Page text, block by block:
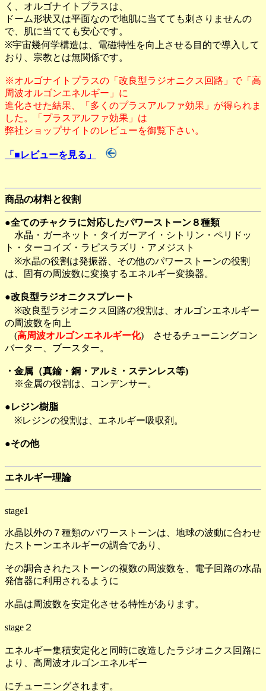
く、オルゴナイトプラスは、
ドーム形状又は平面なので地肌に当てても刺さりませんの
で、肌に当てても安心です。
※宇宙幾何学構造は、電磁特性を向上させる目的で導入して
おり、宗教とは無関係です。
※オルゴナイトプラスの「改良型ラジオニクス回路」で「高
周波オルゴンエネルギー」に
進化させた結果、「多くのプラスアルファ効果」が得られま
した。「プラスアルファ効果」は
弊社ショップサイトのレビューを御覧下さい。
「■レビューを見る」
商品の材料と役割
●全てのチャクラに対応したパワーストーン８種類
水晶・ガーネット・タイガーアイ・シトリン・ペリドッ
ト・ターコイズ・ラピスラズリ・アメジスト
※水晶の役割は発振器、その他のパワーストーンの役割
は、固有の周波数に変換するエネルギー変換器。
●改良型ラジオニクスプレート
※改良型ラジオニクス回路の役割は、オルゴンエネルギー
の周波数を向上
(高周波オルゴンエネルギー化) させるチューニングコン
バーター、ブースター。
・金属（真鍮・銅・アルミ・ステンレス等)
※金属の役割は、コンデンサー。
●レジン樹脂
※レジンの役割は、エネルギー吸収剤。
●その他
エネルギー理論
stage1
水晶以外の７種類のパワーストーンは、地球の波動に合わせ
たストーンエネルギーの調合であり、
その調合されたストーンの複数の周波数を、電子回路の水晶
発信器に利用されるように
水晶は周波数を安定化させる特性があります。
stage２
エネルギー集積安定化と同時に改造したラジオニクス回路に
より、高周波オルゴンエネルギー
にチューニングされます。